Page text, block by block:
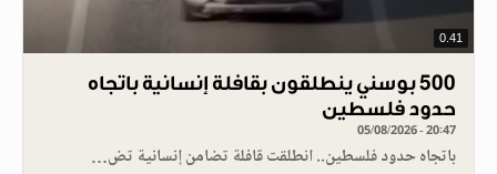
0.41
500 بوسني ينطلقون بقافلة إنسانية باتجاه
حدود فلسطين
05/08/2026 - 20:47
باتجاه حدود فلسطين.. انطلقت قافلة تضامن إنسانية تض…